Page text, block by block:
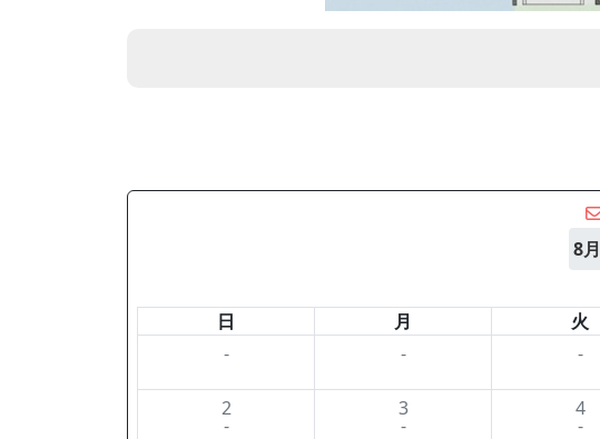
8月
日 月 火
-
- -
2
-
3
-
4
-